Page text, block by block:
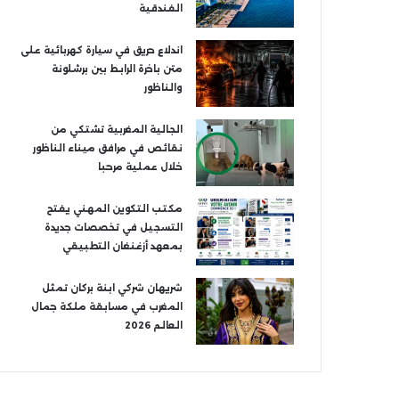
الفندقية
اندلاع حريق في سيارة كهربائية على
متن باخرة الرابط بين برشلونة
والناظور
الجالية المغربية تشتكي من
نقائص في مرافق ميناء الناظور
خلال عملية مرحبا
مكتب التكوين المهني يفتح
التسجيل في تخصصات جديدة
بمعهد أزغنغان التطبيقي
شريهان شركي ابنة بركان تمثل
المغرب في مسابقة ملكة جمال
العالم 2026